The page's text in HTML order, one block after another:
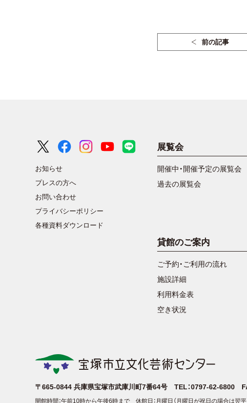
前の記事
お知らせ
プレスの方へ
お問い合わせ
プライバシーポリシー
各種資料ダウンロード
展覧会
開催中・開催予定の展覧会
過去の展覧会
貸館のご案内
ご予約・ご利用の流れ
施設詳細
利用料金表
空き状況
〒665-0844 兵庫県宝塚市武庫川町7番64号 TEL：0797-62-6800
開館時間：午前10時から午後6時まで 休館日：月曜日（月曜日が祝日の場合は翌